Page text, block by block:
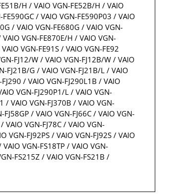
H / VAIO VGN-FE52B/H / VAIO
/ VAIO VGN-FE590P03 / VAIO
/ VAIO VGN-FE680G / VAIO VGN-
VGN-FE870E/H / VAIO VGN-
VGN-FE91S / VAIO VGN-FE92
FJ12/W / VAIO VGN-FJ12B/W / VAIO
FJ21B/G / VAIO VGN-FJ21B/L / VAIO
/ VAIO VGN-FJ290L1B / VAIO
VGN-FJ290P1/L / VAIO VGN-
/ VAIO VGN-FJ370B / VAIO VGN-
/ VAIO VGN-FJ66C / VAIO VGN-
VAIO VGN-FJ78C / VAIO VGN-
VGN-FJ92PS / VAIO VGN-FJ92S / VAIO
VGN-FS18TP / VAIO VGN-
FS215Z / VAIO VGN-FS21B /